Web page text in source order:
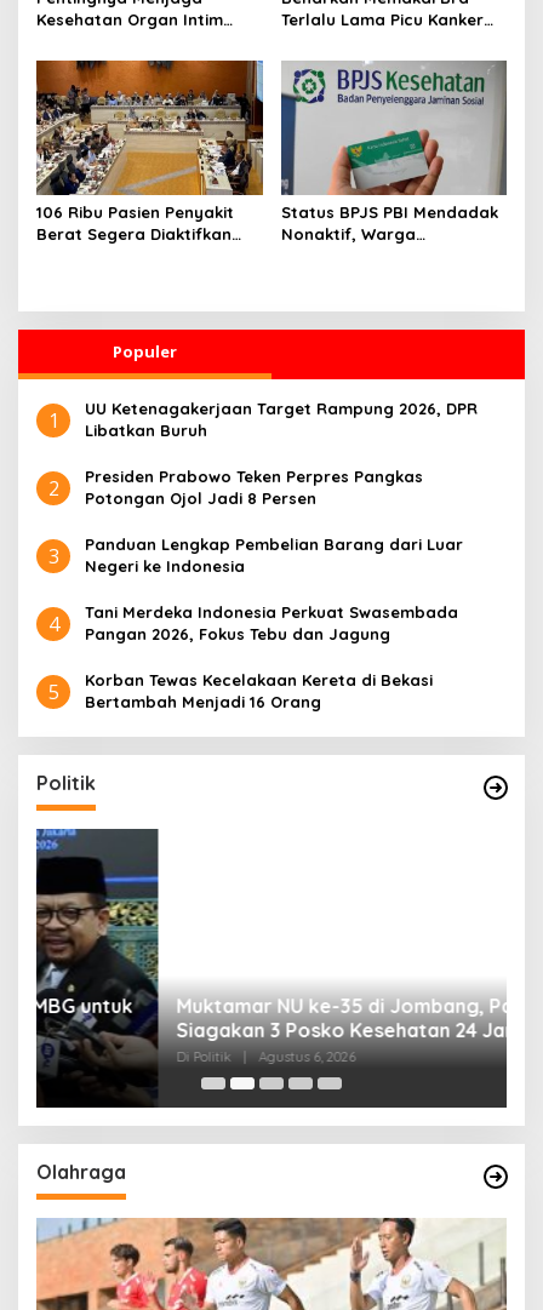
Kesehatan Organ Intim
Perawatan Agar Tetap
Bersih
Terlalu Lama Picu Kanker
Medis dan Fakta Ilmiahnya
106 Ribu Pasien Penyakit
Berat Segera Diaktifkan
Status BPJS PBI Mendadak
Nonaktif, Warga
Populer
1
UU Ketenagakerjaan Target Rampung 2026, DPR
Libatkan Buruh
2
Presiden Prabowo Teken Perpres Pangkas
Potongan Ojol Jadi 8 Persen
3
Panduan Lengkap Pembelian Barang dari Luar
Negeri ke Indonesia
4
Tani Merdeka Indonesia Perkuat Swasembada
Pangan 2026, Fokus Tebu dan Jagung
5
Korban Tewas Kecelakaan Kereta di Bekasi
Bertambah Menjadi 16 Orang
Politik
Muktamar NU ke-35 di Jombang, Panitia
Siagakan 3 Posko Kesehatan 24 Jam
Di Politik Agustus 6, 2026
Olahraga